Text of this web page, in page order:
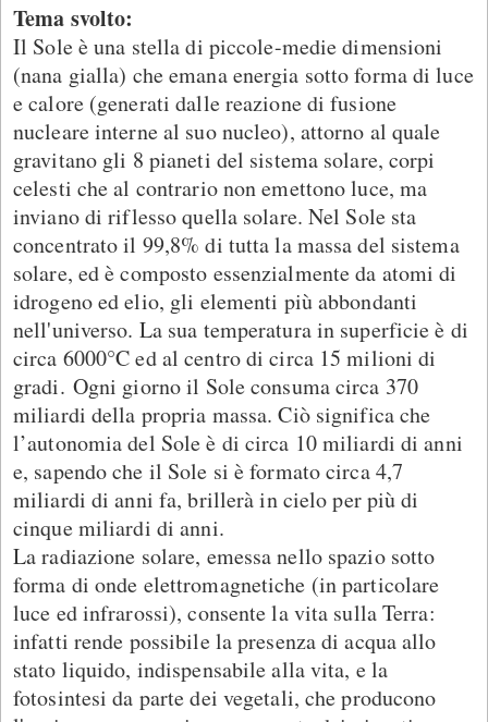
Tema svolto:
Il Sole è una stella di piccole-medie dimensioni
(nana gialla) che emana energia sotto forma di luce
e calore (generati dalle reazione di fusione
nucleare interne al suo nucleo), attorno al quale
gravitano gli 8 pianeti del sistema solare, corpi
celesti che al contrario non emettono luce, ma
inviano di riflesso quella solare. Nel Sole sta
concentrato il 99,8% di tutta la massa del sistema
solare, ed è composto essenzialmente da atomi di
idrogeno ed elio, gli elementi più abbondanti
nell'universo. La sua temperatura in superficie è di
circa 6000°C ed al centro di circa 15 milioni di
gradi. Ogni giorno il Sole consuma circa 370
miliardi della propria massa. Ciò significa che
l’autonomia del Sole è di circa 10 miliardi di anni
e, sapendo che il Sole si è formato circa 4,7
miliardi di anni fa, brillerà in cielo per più di
cinque miliardi di anni.
La radiazione solare, emessa nello spazio sotto
forma di onde elettromagnetiche (in particolare
luce ed infrarossi), consente la vita sulla Terra:
infatti rende possibile la presenza di acqua allo
stato liquido, indispensabile alla vita, e la
fotosintesi da parte dei vegetali, che producono